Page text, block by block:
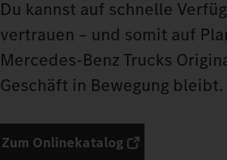
Du kannst auf schnelle
vertrauen – und somit auf
Mercedes‑Benz Trucks
Geschäft in Bewegung bleibt.
Zum Onlinekatalog